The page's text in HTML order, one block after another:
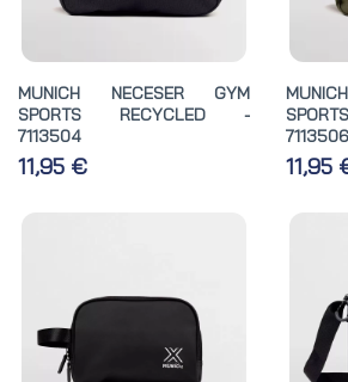
MUNICH NECESER GYM
SPORTS RECYCLED -
7113504
11,95 €
7113506
11,95